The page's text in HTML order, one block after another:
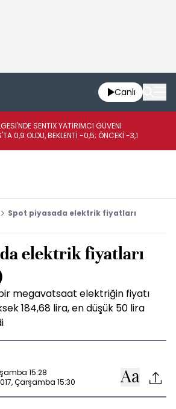
Canlı
SENTIX YATIRIMCI GÜVENİ
0,9 OLDU, BEKLENTİ -0,5; ÖNCEKİ -3,1
Spot piyasada elektrik fiyatları
elektrik fiyatları
megavatsaat elektriğin fiyatı
184,68 lira, en düşük 50 lira
15:28
Çarşamba 15:30